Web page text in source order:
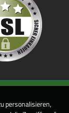
personalisieren,